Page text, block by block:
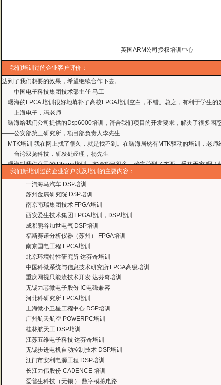
英国ARM公司授权培训中心
我们培训过的企业客户评价：
曙海培训DSP2000的老师，上课思路清晰，口齿清楚，由浅入深，重点突出，培
达到了我们想要的效果，希望继续合作下去。
——中国电子科技集团技术部主任 马工
曙海的FPGA 培训很好地填补了高校FPGA培训空白，不错。总之，有利于学生
——上海电子，冯老师
曙海给我们公司提供的Dsp6000培训，符合我们项目的开发要求，解决了很多困
——公安部第三研究所，项目部负责人李先生
MTK培训-我在网上找了很久，就是找不到。在曙海居然有MTK驱动的培训，老
——台湾双扬科技，研发处经理，杨先生
曙海对我们公司的iPhone培训，实验项目很多，确实学到了东西。受益无穷 啊
——台湾欧泽科技,张工
通过参加Symbian培训，再做Symbian相关的项目感觉更加得心应手了，理 论加
——IBM公司，沈经理
有曙海这样的DSP开发培训单位，是教育行业的财富，听了他们的课，茅塞顿开。
——上海医疗器械高等学校，罗老师
曙海的andriod 系统与应用培训完全符合了我公司的要求，达到了我公司培训的
上海贝尔，李工
曙海培训DSP2000的老师，上课思路清晰，口齿清楚，由浅入深，重点突出，培
达到了我们想要的效果，希望继续合作下去。
——中国电子科技集团技术部主任 马工
曙海的FPGA 培训很好地填补了高校FPGA培训空白，不错。总之，有利于学生
——上海电子，冯老师
曙海给我们公司提供的Dsp6000培训，符合我们项目的开发要求，解决了很多困
——公安部第三研究所，项目部负责人李先生
MTK培训-我在网上找了很久，就是找不到。在曙海居然有MTK驱动的培训，老
——台湾双扬科技，研发处经理，杨先生
曙海对我们公司的iPhone培训，实验项目很多，确实学到了东西。受益无穷 啊
——台湾欧泽科技,张工
通过参加Symbian培训，再做Symbian相关的项目感觉更加得心应手了，理 论加
——IBM公司，沈经理
有曙海这样的DSP开发培训单位，是教育行业的财富，听了他们的课，茅塞顿开。
——上海医疗器械高等学校，罗老师
我们新培训过的企业客户以及培训的主要内容：
一汽海马汽车 DSP培训
苏州金属研究院 DSP培训
南京南瑞集团技术 FPGA培训
西安爱生技术集团 FPGA培训，DSP培训
成都熊谷加世电气 DSP培训
福斯赛诺分析仪器（苏州） FPGA培训
南京国电工程 FPGA培训
北京环境特性研究所 达芬奇培训
中国科微系统与信息技术研究所 FPGA高级培训
重庆网视只能流技术开发 达芬奇培训
无锡力芯微电子股份 IC电磁兼容
河北科研究所 FPGA培训
上海微小卫星工程中心 DSP培训
广州航天航空 POWERPC培训
桂林航天工 DSP培训
江苏五维电子科技 达芬奇培训
无锡步进电机自动控制技术 DSP培训
江门市安利电源工程 DSP培训
长江力伟股份 CADENCE 培训
爱普生科技（无锡 ） 数字模拟电路